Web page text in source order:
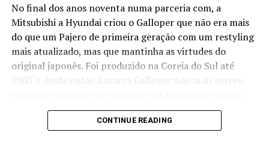
No final dos anos noventa numa parceria com, a
Mitsubishi a Hyundai criou o Galloper que não era mais
do que um Pajero de primeira geração com um restyling
mais atualizado, mas que mantinha as virtudes do
original japonês. Foi produzido na Coreia do Sul até
2005 e desde então a marca Galloper não mais esteve
muitos Galloper nas nossas estradas, sejam de asfalto ou
CONTINUE READING